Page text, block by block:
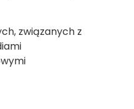
o dostępności
związanych z